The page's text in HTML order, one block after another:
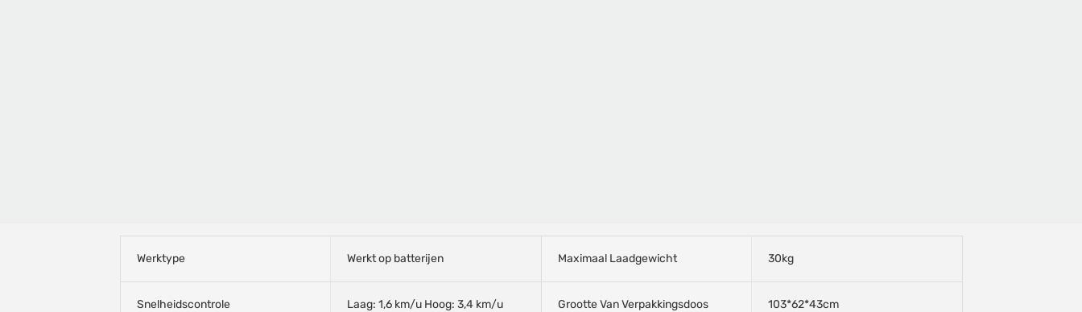
Werktype Werkt op batterijen Maximaal Laadgewicht 30kg
Snelheidscontrole Laag: 1,6 km/u Hoog: 3,4 km/u Grootte Van Verpakkingsdoos 103*62*43cm